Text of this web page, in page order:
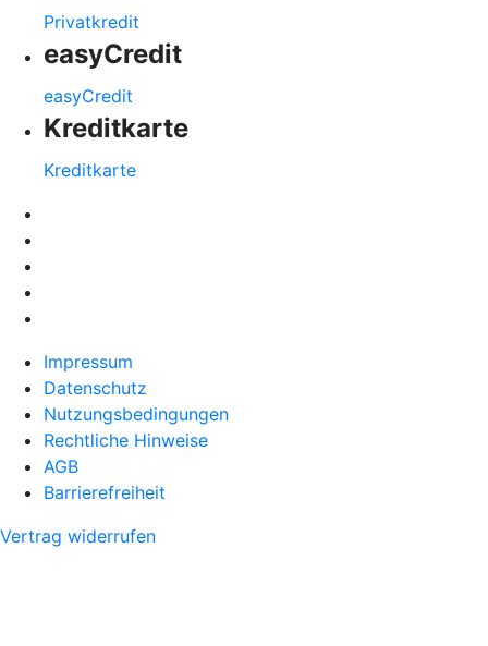
Privatkredit
easyCredit
easyCredit
Kreditkarte
Kreditkarte
Impressum
Datenschutz
Nutzungsbedingungen
Rechtliche Hinweise
AGB
Barrierefreiheit
Vertrag widerrufen